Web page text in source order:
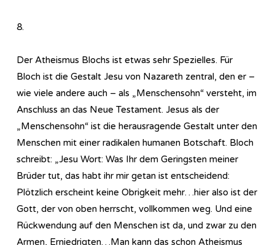
8.
Der Atheismus Blochs ist etwas sehr Spezielles. Für
Bloch ist die Gestalt Jesu von Nazareth zentral, den er –
wie viele andere auch – als „Menschensohn“ versteht, im
Anschluss an das Neue Testament. Jesus als der
„Menschensohn“ ist die herausragende Gestalt unter den
Menschen mit einer radikalen humanen Botschaft. Bloch
schreibt: „Jesu Wort: Was Ihr dem Geringsten meiner
Brüder tut, das habt ihr mir getan ist entscheidend:
Plötzlich erscheint keine Obrigkeit mehr…hier also ist der
Gott, der von oben herrscht, vollkommen weg. Und eine
Rückwendung auf den Menschen ist da, und zwar zu den
Armen, Erniedrigten…Man kann das schon Atheismus